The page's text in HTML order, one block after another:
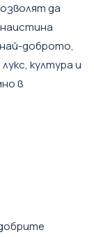
да
най-доброто,
култура и
в